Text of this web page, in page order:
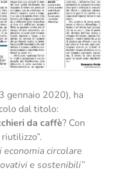
gennaio 2020), ha
dal titolo:
da caffè? Con
circolare
e sostenibili”